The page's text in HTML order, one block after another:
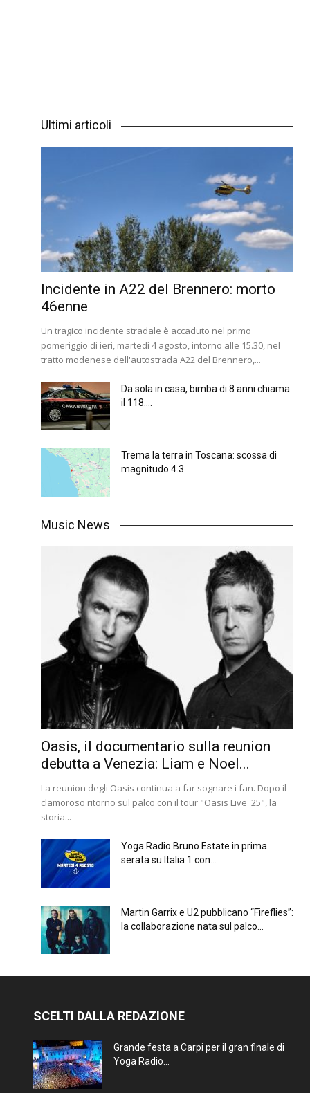
Ultimi articoli
Incidente in A22 del Brennero: morto
46enne
Un tragico incidente stradale è accaduto nel primo
pomeriggio di ieri, martedì 4 agosto, intorno alle 15.30, nel
tratto modenese dell'autostrada A22 del Brennero,...
Da sola in casa, bimba di 8 anni chiama
il 118:...
Trema la terra in Toscana: scossa di
magnitudo 4.3
Music News
Oasis, il documentario sulla reunion
debutta a Venezia: Liam e Noel...
La reunion degli Oasis continua a far sognare i fan. Dopo il
clamoroso ritorno sul palco con il tour "Oasis Live '25", la
storia...
Yoga Radio Bruno Estate in prima
serata su Italia 1 con...
Martin Garrix e U2 pubblicano “Fireflies”:
la collaborazione nata sul palco...
SCELTI DALLA REDAZIONE
Grande festa a Carpi per il gran finale di
Yoga Radio...